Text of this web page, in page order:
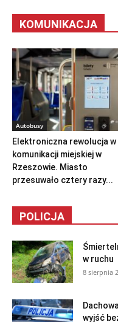
KOMUNIKACJA
Autobusy
Elektroniczna rewolucja w
komunikacji miejskiej w
Rzeszowie. Miasto
przesuwało cztery razy...
POLICJA
w ruchu
8 sierpnia
wyjść